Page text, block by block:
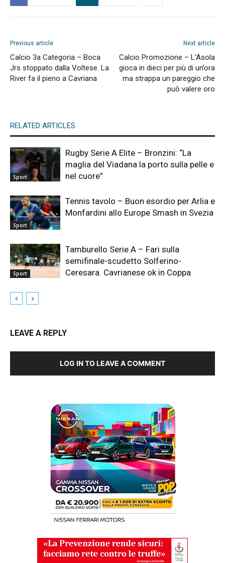
Previous article
Calcio 3a Categoria – Boca
Jrs stoppato dalla Voltese. La
River fa il pieno a Cavriana
Next article
Calcio Promozione – L’Asola
gioca in dieci per più di un’ora
ma strappa un pareggio che
può valere oro
RELATED ARTICLES
Sport
Rugby Serie A Elite – Bronzini: “La
maglia del Viadana la porto sulla pelle e
nel cuore”
Sport
Tennis tavolo – Buon esordio per Arlia e
Monfardini allo Europe Smash in Svezia
Sport
Tamburello Serie A – Fari sulla
semifinale-scudetto Solferino-
Ceresara. Cavrianese ok in Coppa
LEAVE A REPLY
LOG IN TO LEAVE A COMMENT